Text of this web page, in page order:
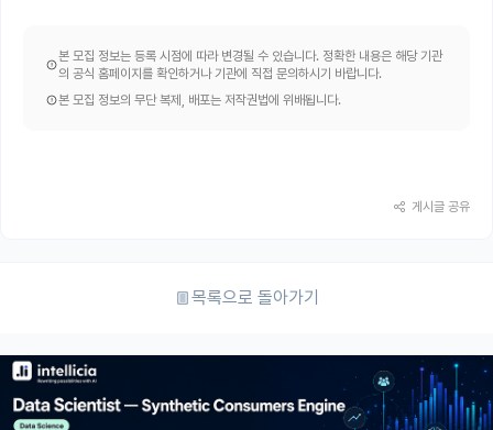
본 모집 정보는 등록 시점에 따라 변경될 수 있습니다. 정확한 내용은 해당 기관
의 공식 홈페이지를 확인하거나 기관에 직접 문의하시기 바랍니다.
본 모집 정보의 무단 복제, 배포는 저작권법에 위배됩니다.
게시글 공유
목록으로 돌아가기